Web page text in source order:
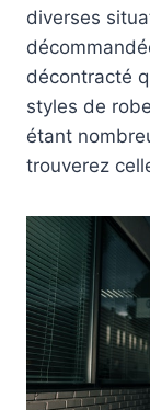
diverses
décontracté
styles de
étant
trouverez